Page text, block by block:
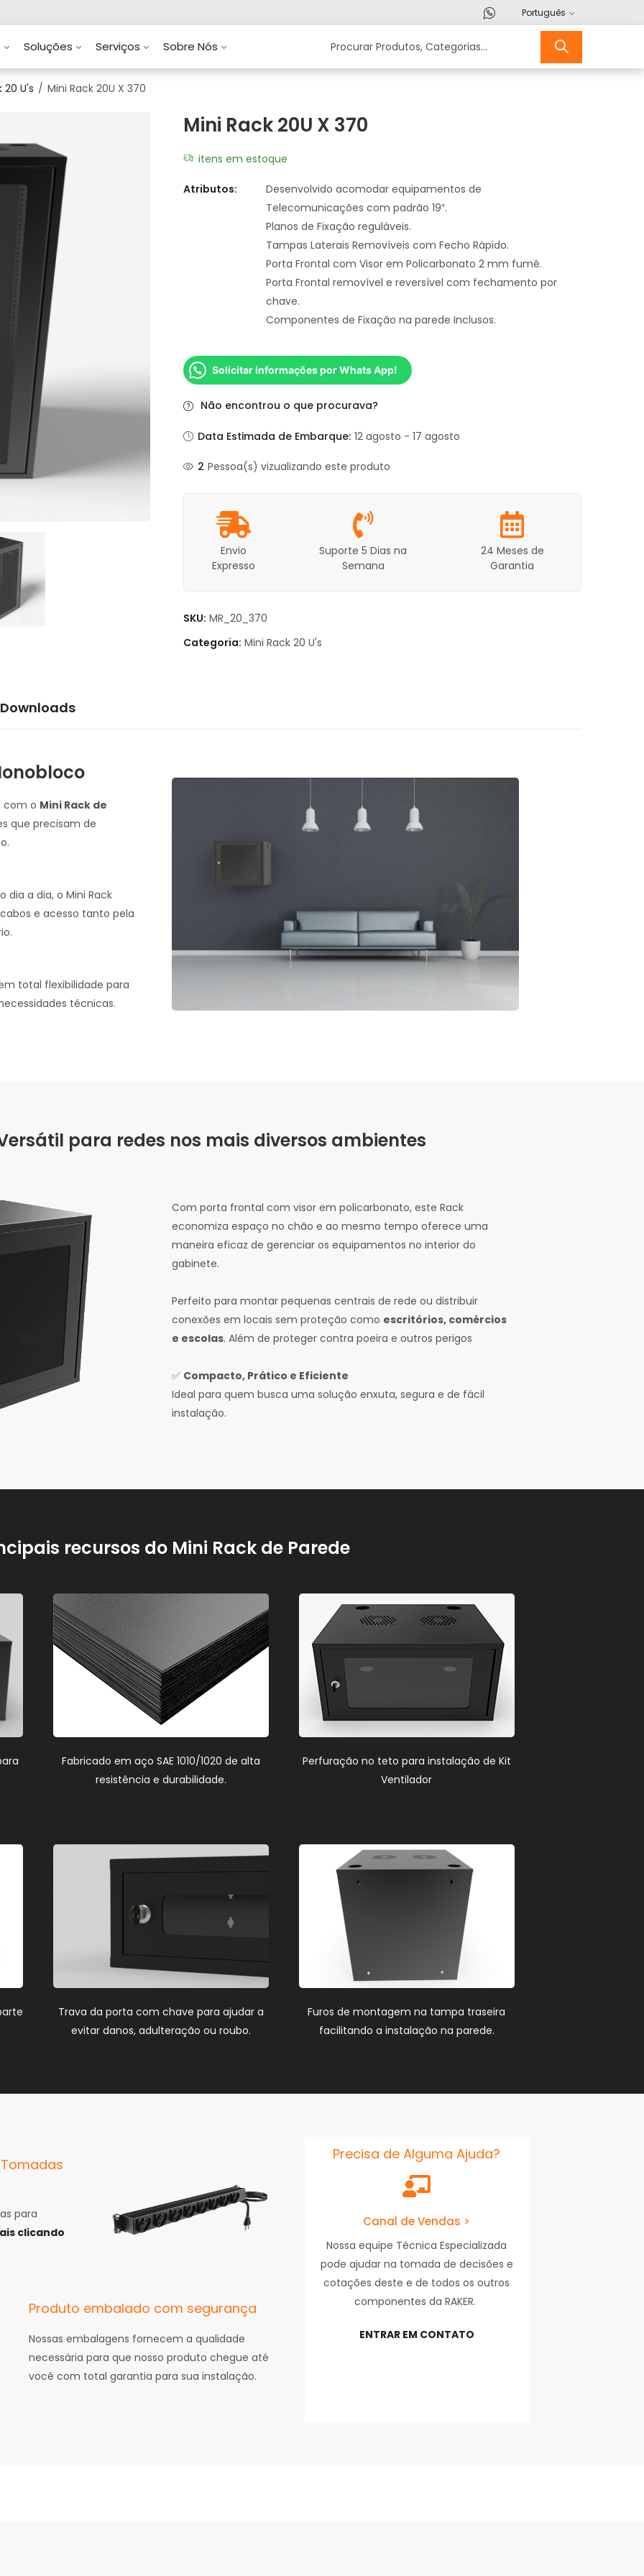
Português
Soluções Serviços Sobre Nós
20 U's Mini Rack 20U X 370
Mini Rack 20U X 370
itens em estoque
Atributos:
Desenvolvido acomodar equipamentos de
Telecomunicações com padrão 19″.
Planos de Fixação reguláveis.
Tampas Laterais Removíveis com Fecho Rápido.
Porta Frontal com Visor em Policarbonato 2 mm fumê.
Porta Frontal removível e reversível com fechamento por
chave.
Componentes de Fixação na parede Inclusos.
Solicitar informações por Whats App!
Não encontrou o que procurava?
Data Estimada de Embarque: 12 agosto - 17 agosto
2 Pessoa(s) vizualizando este produto
Envio
Expresso
Suporte 5 Dias na
Semana
24 Meses de
Garantia
SKU: MR_20_370
Categoria: Mini Rack 20 U's
Downloads
com o Mini Rack de
que precisam de
a dia, o Mini Rack
e acesso tanto pela
total flexibilidade para
técnicas.
para redes nos mais diversos ambientes
Com porta frontal com visor em policarbonato, este Rack
economiza espaço no chão e ao mesmo tempo oferece uma
maneira eficaz de gerenciar os equipamentos no interior do
gabinete.
Perfeito para montar pequenas centrais de rede ou distribuir
conexões em locais sem proteção como escritórios, comércios
e escolas. Além de proteger contra poeira e outros perigos
✅ Compacto, Prático e Eficiente
Ideal para quem busca uma solução enxuta, segura e de fácil
instalação.
recursos do Mini Rack de Parede
Fabricado em aço SAE 1010/1020 de alta
resistência e durabilidade.
Perfuração no teto para instalação de Kit
Ventilador
Trava da porta com chave para ajudar a
evitar danos, adulteração ou roubo.
Furos de montagem na tampa traseira
facilitando a instalação na parede.
para
clicando
Produto embalado com segurança
Nossas embalagens fornecem a qualidade
necessária para que nosso produto chegue até
você com total garantia para sua instalação.
Precisa de Alguma Ajuda?
Canal de Vendas >
Nossa equipe Técnica Especializada
pode ajudar na tomada de decisões e
cotações deste e de todos os outros
componentes da RAKER.
ENTRAR EM CONTATO